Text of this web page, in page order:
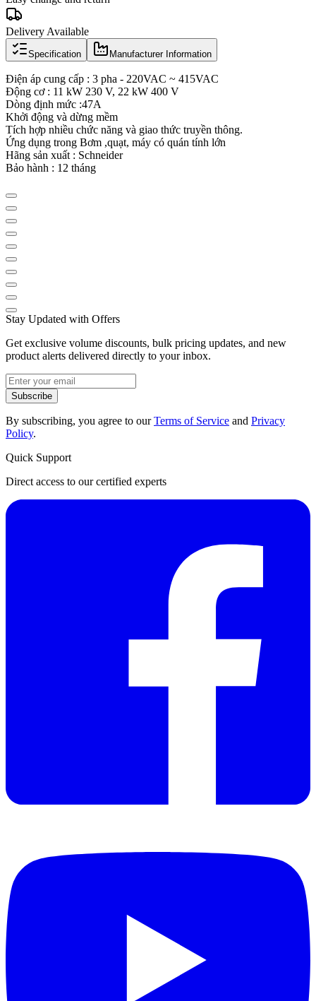
Delivery Available
Specification Manufacturer Information
Điện áp cung cấp : 3 pha - 220VAC ~ 415VAC
Động cơ : 11 kW 230 V, 22 kW 400 V
Dòng định mức :47A
Khởi động và dừng mềm
Tích hợp nhiều chức năng và giao thức truyền thông.
Ứng dụng trong Bơm ,quạt, máy có quán tính lớn
Hãng sản xuất : Schneider
Bảo hành : 12 tháng
Stay Updated with Offers
Get exclusive volume discounts, bulk pricing updates, and new
product alerts delivered directly to your inbox.
Subscribe
By subscribing, you agree to ourTerms of Service and Privacy
Policy.
Quick Support
Direct access to our certified experts